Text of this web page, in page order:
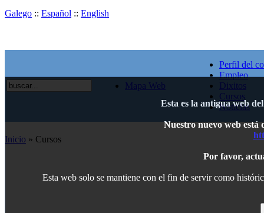
Esta es la antigua web
Nuestro nuevo web está
Por favor,
Esta web solo se mantiene con el fin de servir como
Galego :: Español :: English
Mapa Web
Perfil del
Empleo
Dixitos
Cursos
Noticias
Inicio » Cursos